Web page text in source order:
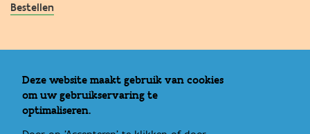
Deze website maakt gebruik van cookies
om uw gebruikservaring te
optimaliseren.
Bestellen
Vlaanderen
Opgroeien
Kind en Gezin